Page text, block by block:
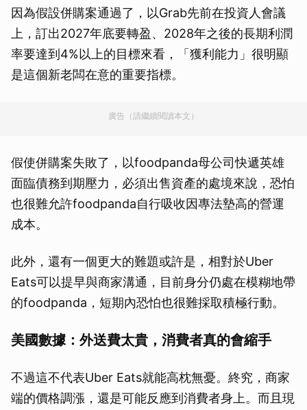
因為假設併購案通過了，以Grab先前在投資人會議
上，訂出2027年底要轉盈、2028年之後的長期利潤
率要達到4%以上的目標來看，「獲利能力」很明顯
是這個新老闆在意的重要指標。
廣告（請繼續閱讀本文）
假使併購案失敗了，以foodpanda母公司快遞英雄
面臨債務到期壓力，必須出售資產的處境來說，恐怕
也很難允許foodpanda自行吸收因專法墊高的營運
成本。
此外，還有一個更大的難題或許是，相對於Uber
Eats可以提早與商家溝通，目前身分仍處在模糊地帶
的foodpanda，短期內恐怕也很難採取積極行動。
美國數據：外送費太貴，消費者真的會縮手
不過這不代表Uber Eats就能高枕無憂。終究，商家
端的價格調漲，還是可能反應到消費者身上。而且現